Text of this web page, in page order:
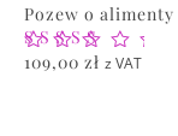
Pozew o alimenty
Oceniono
5.00
109,00 zł z VAT